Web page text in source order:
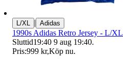
L/XL | Adidas
1990s Adidas Retro Jersey - L/XL
Sluttid19:40 9 aug 19:40.
Pris:999 kr,Köp nu.